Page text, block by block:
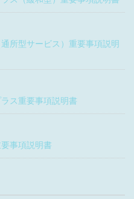
所型サービス）重要事項説明
ス重要事項説明書
事項説明書